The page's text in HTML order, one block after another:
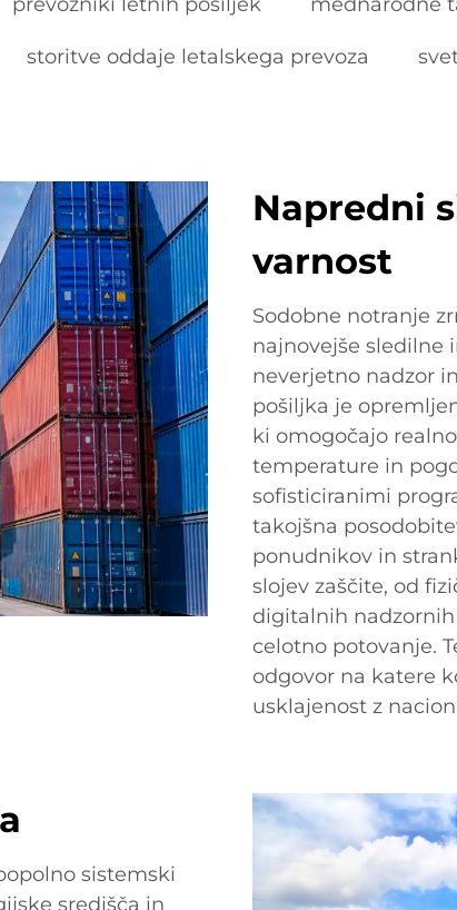
prevozniki letnih pošiljek mednarodne
storitve oddaje letalskega prevoza
Napredni
varnost
Sodobne notranje
najnovejše sledilne
neverjetno nadzor
pošiljka je
ki omogočajo
temperature in
sofisticiranimi
takojšna
ponudnikov in
slojev zaščite, od
digitalnih
celotno potovanje.
odgovor na katere
usklajenost z
sistemski
središča in